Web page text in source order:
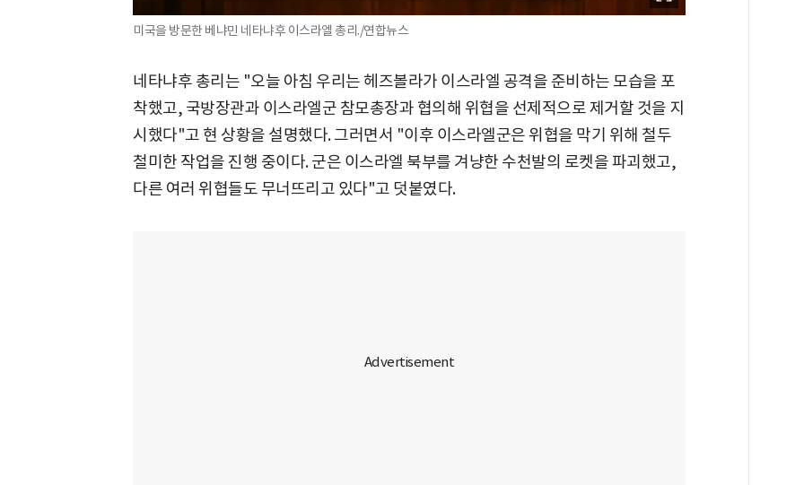
미국을 방문한 베냐민 네타냐후 이스라엘 총리./연합뉴스
네타냐후 총리는 "오늘 아침 우리는 헤즈볼라가 이스라엘 공격을 준비하는 모습을 포
착했고, 국방장관과 이스라엘군 참모총장과 협의해 위협을 선제적으로 제거할 것을 지
시했다"고 현 상황을 설명했다. 그러면서 "이후 이스라엘군은 위협을 막기 위해 철두
철미한 작업을 진행 중이다. 군은 이스라엘 북부를 겨냥한 수천발의 로켓을 파괴했고,
다른 여러 위협들도 무너뜨리고 있다"고 덧붙였다.